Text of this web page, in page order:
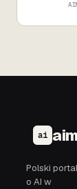
ai
Polski portal
o AI w